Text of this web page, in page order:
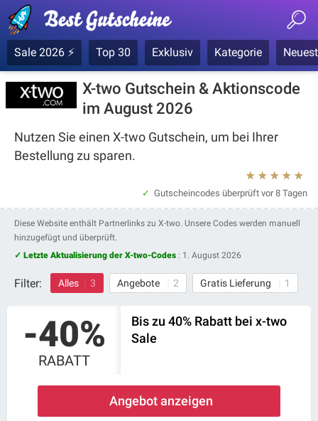
Sale 2026 ⚡ Top 30 Exklusiv Kategorie
X-two Gutschein & Aktionscode
im August 2026
Nutzen Sie einen X-two Gutschein, um bei Ihrer
Bestellung zu sparen.
★
★
★
★
★
Gutscheincodes überprüft vor 8 Tagen
Diese Website enthält Partnerlinks zu X-two. Unsere Codes werden manuell
hinzugefügt und überprüft.
✓ Letzte Aktualisierung der X-two-Codes : 1. August 2026
Filter: Alles 3 Angebote 2 Gratis Lieferung 1
-40%
RABATT
Bis zu 40% Rabatt bei x-two
Sale
Angebot anzeigen